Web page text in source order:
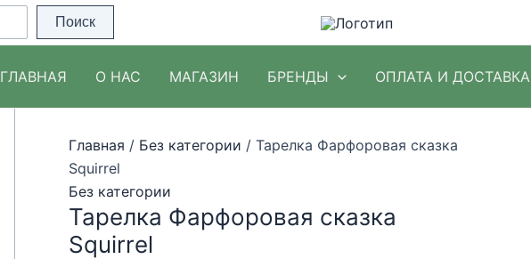
Поиск
ГЛАВНАЯ О НАС МАГАЗИН БРЕНДЫ ОПЛАТА И ДОСТАВКА
Главная / Без категории / Тарелка Фарфоровая сказка
Squirrel
Без категории
Тарелка Фарфоровая сказка
Squirrel